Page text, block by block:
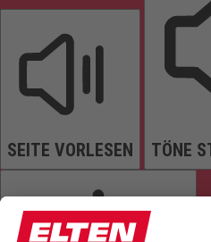
SEITE VORLESEN TÖNE